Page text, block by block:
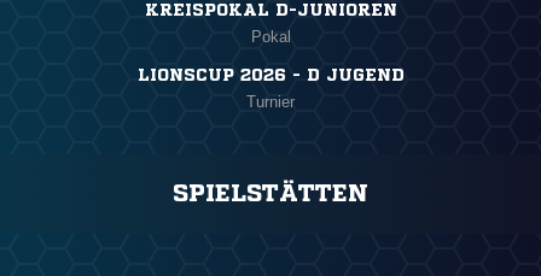
KREISPOKAL D-JUNIOREN
Pokal
LIONSCUP 2026 - D JUGEND
Turnier
SPIELSTÄTTEN